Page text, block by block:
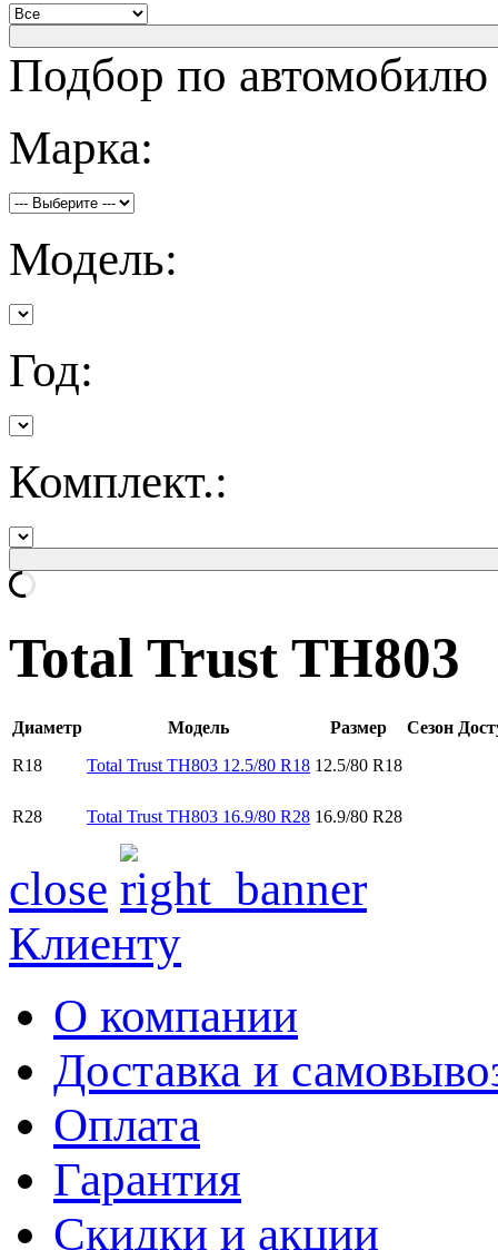
Подбор по автомобилю
Марка:
Модель:
Год:
Комплект.:
Total Trust TH803
Диаметр Модель Размер Сезон
R18
Total Trust TH803 12.5/80 R18 12.5/80 R18
R28 Total Trust TH803 16.9/80 R28 16.9/80 R28
close
Клиенту
О компании
Доставка и
Оплата
Гарантия
Скидки и акции